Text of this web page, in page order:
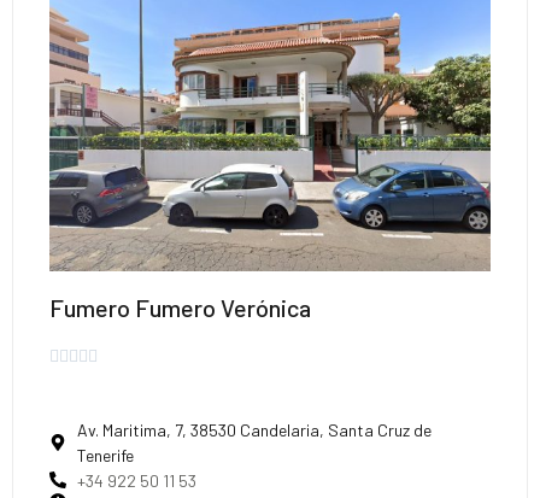
Fumero Fumero Verónica
    
Av. Maritima, 7, 38530 Candelaria, Santa Cruz de
Tenerife
+34 922 50 11 53